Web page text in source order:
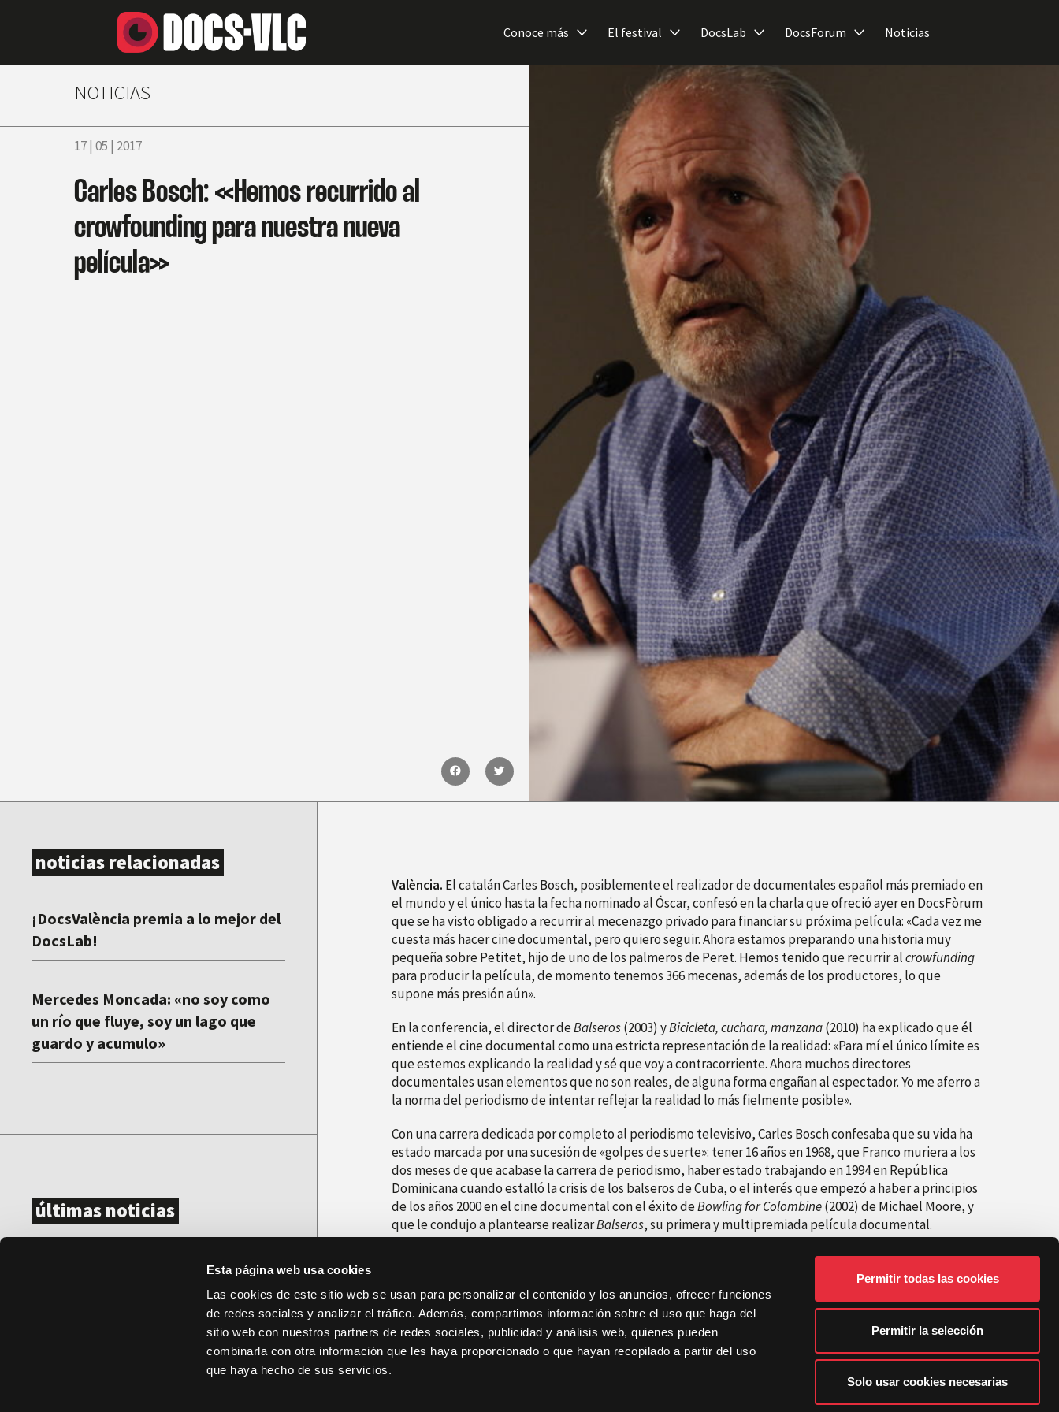
Esta página web usa cookies
Las cookies de este sitio web se usan para personalizar el contenido y los anuncios, ofrecer funciones
de redes sociales y analizar el tráfico. Además, compartimos información sobre el uso que haga del
sitio web con nuestros partners de redes sociales, publicidad y análisis web, quienes pueden
combinarla con otra información que les haya proporcionado o que hayan recopilado a partir del uso
que haya hecho de sus servicios.
Permitir todas las cookies
Permitir la selección
Solo usar cookies necesarias
Conoce más El festival DocsLab DocsForum Noticias
NOTICIAS
17 | 05 | 2017
Carles Bosch: «Hemos recurrido al
crowfounding para nuestra nueva
película»
noticias relacionadas
¡DocsValència premia a lo mejor del
DocsLab!
Mercedes Moncada: «no soy como
un río que fluye, soy un lago que
guardo y acumulo»
últimas noticias
DocsValencia cumple diez años con
València. El catalán Carles Bosch, posiblemente el realizador de documentales español más premiado en
el mundo y el único hasta la fecha nominado al Óscar, confesó en la charla que ofreció ayer en DocsFòrum
que se ha visto obligado a recurrir al mecenazgo privado para financiar su próxima película: «Cada vez me
cuesta más hacer cine documental, pero quiero seguir. Ahora estamos preparando una historia muy
pequeña sobre Petitet, hijo de uno de los palmeros de Peret. Hemos tenido que recurrir alcrowfunding
para producir la película, de momento tenemos 366 mecenas, además de los productores, lo que
supone más presión aún».
En la conferencia, el director deBalseros(2003) yBicicleta, cuchara, manzana(2010) ha explicado que él
entiende el cine documental como una estricta representación de la realidad: «Para mí el único límite es
que estemos explicando la realidad y sé que voy a contracorriente. Ahora muchos directores
documentales usan elementos que no son reales, de alguna forma engañan al espectador. Yo me aferro a
la norma del periodismo de intentar reflejar la realidad lo más fielmente posible».
Con una carrera dedicada por completo al periodismo televisivo, Carles Bosch confesaba que su vida ha
estado marcada por una sucesión de «golpes de suerte»: tener 16 años en 1968, que Franco muriera a los
dos meses de que acabase la carrera de periodismo, haber estado trabajando en 1994 en República
Dominicana cuando estalló la crisis de los balseros de Cuba, o el interés que empezó a haber a principios
de los años 2000 en el cine documental con el éxito deBowling for Colombine(2002) de Michael Moore, y
que le condujo a plantearse realizarBalseros, su primera y multipremiada película documental.
anterior siguiente
El historiador del cine Román Gubern y la realizadora Mercedes Moncada en DocsValència